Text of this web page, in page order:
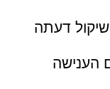
דעתה
הענישה